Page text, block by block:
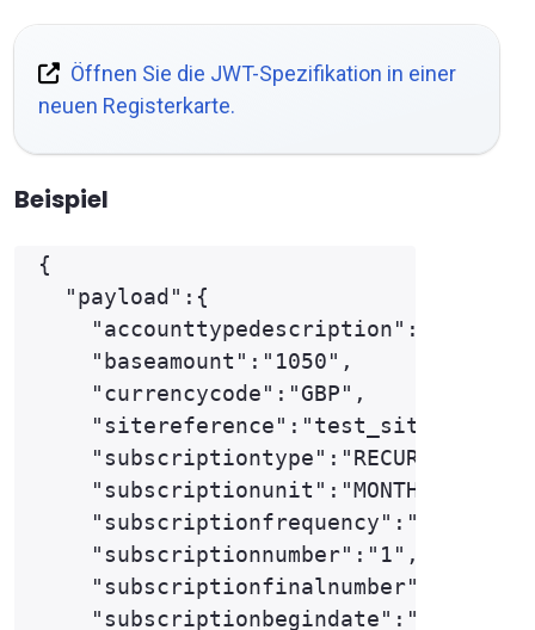
Öffnen Sie die JWT-Spezifikation in einer
neuen Registerkarte.
Beispiel
{
  "payload":{
    "accounttypedescription":"ECOM",
    "baseamount":"1050",
    "currencycode":"GBP",
    "sitereference":"test_site12345",
    "subscriptiontype":"RECURRING",
    "subscriptionunit":"MONTH",
    "subscriptionfrequency":"1",
    "subscriptionnumber":"1",
    "subscriptionfinalnumber":"12",
"subscriptionbegindate":"2020-01-